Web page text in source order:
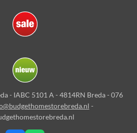
- IABC 5101 A - 4814RN Breda - 076
-